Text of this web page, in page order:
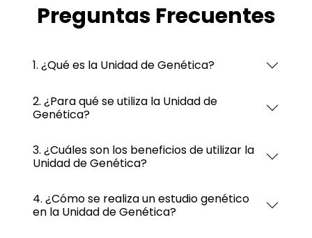
Preguntas Frecuentes
1. ¿Qué es la Unidad de Genética?
2. ¿Para qué se utiliza la Unidad de
Genética?
3. ¿Cuáles son los beneficios de utilizar la
Unidad de Genética?
4. ¿Cómo se realiza un estudio genético
en la Unidad de Genética?